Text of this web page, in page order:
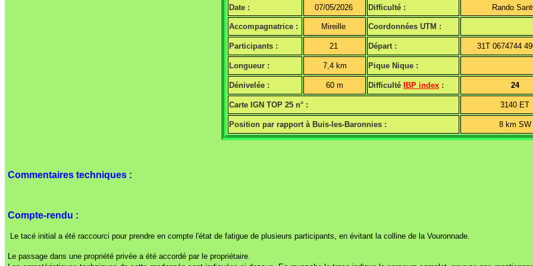
Date : 07/05/2026 Difficulté : Rando
Accompagnatrice : Mireille Coordonnées UTM :
Participants : 21 Départ : 31T 0674744
Longueur : 7,4 km Pique Nique :
Dénivelée : 60 m Difficulté IBP index : 24
Carte IGN TOP 25 n° : 3140 ET
Position par rapport à Buis-les-Baronnies : 8 km SW
Commentaires techniques :
Compte-rendu :
Le tacé initial a été raccourci pour prendre en compte l'état de fatigue de plusieurs participants, en évitant la colline de la Vouronnade.
Le passage dans une propriété privée a été accordé par le propriétaire.